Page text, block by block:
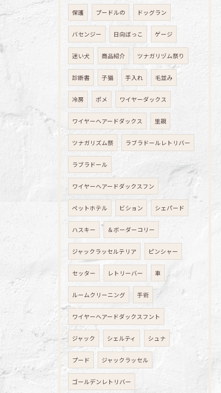
保護 プードルの ドッグラン
バセンジー 日向ぼっこ ゲージ
迷い犬 商品紹介 ツナガリヅム祭り
診断書 子猫 手入れ 毛並み
冷房 ポメ ワイヤーダックス
ワイヤーヘアードダックス 里親
ツナガリズム祭 ラブラドールレトリバー
ラブラドール
ワイヤーヘアードダックスフン
ペットホテル ビション シェパード
ハスキー ＆ボーダーコリー
ジャックラッセルテリア ピンシャー
セッター レトリーバー 車
ルームクリーニング 手術
ワイヤーヘアードダックスフント
ジャック シェルティ シュナ
プード ジャックラッセル
ゴールデンレトリバー